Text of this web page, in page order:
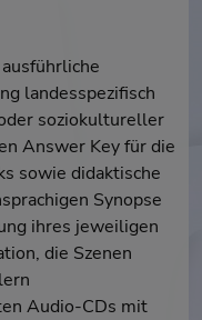
landesspezifisch
soziokultureller
Answer Key für die
sowie didaktische
Synopse
ihres jeweiligen
die Szenen
Audio-CDs mit